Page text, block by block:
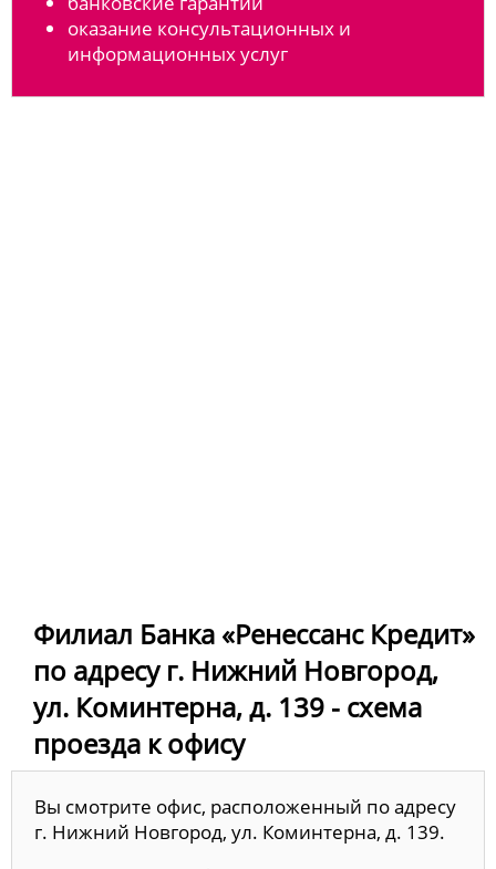
оказание консультационных и
информационных услуг
Филиал Банка «Ренессанс Кредит»
по адресу г. Нижний Новгород,
ул. Коминтерна, д. 139 - схема
проезда к офису
Вы смотрите офис, расположенный по адресу
г. Нижний Новгород, ул. Коминтерна, д. 139.